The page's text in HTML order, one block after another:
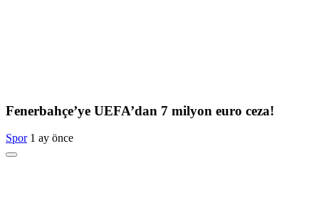
Fenerbahçe’ye UEFA’dan 7 milyon euro ceza!
Spor 1 ay önce